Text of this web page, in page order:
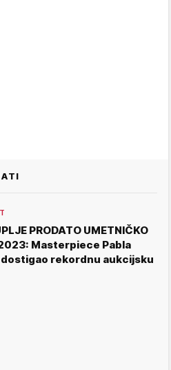
PRODATO UMETNIČKO
2023: Masterpiece Pabla
dostigao rekordnu aukcijsku